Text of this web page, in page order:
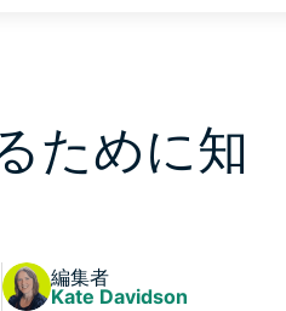
1つのサ
張中の
ルライ
すべて
要素認証な
ど。
ExpressAI
機密コンピュ
ジェンスを実
ために知
編集者
Kate Davidson